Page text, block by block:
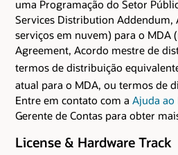
uma Programação do Setor
Services Distribution Addendum,
serviços em nuvem) para o MDA
Agreement, Acordo mestre de
termos de distribuição
atual para o MDA, ou termos de
Entre em contato com a Ajuda ao
Gerente de Contas para obter
License & Hardware Track